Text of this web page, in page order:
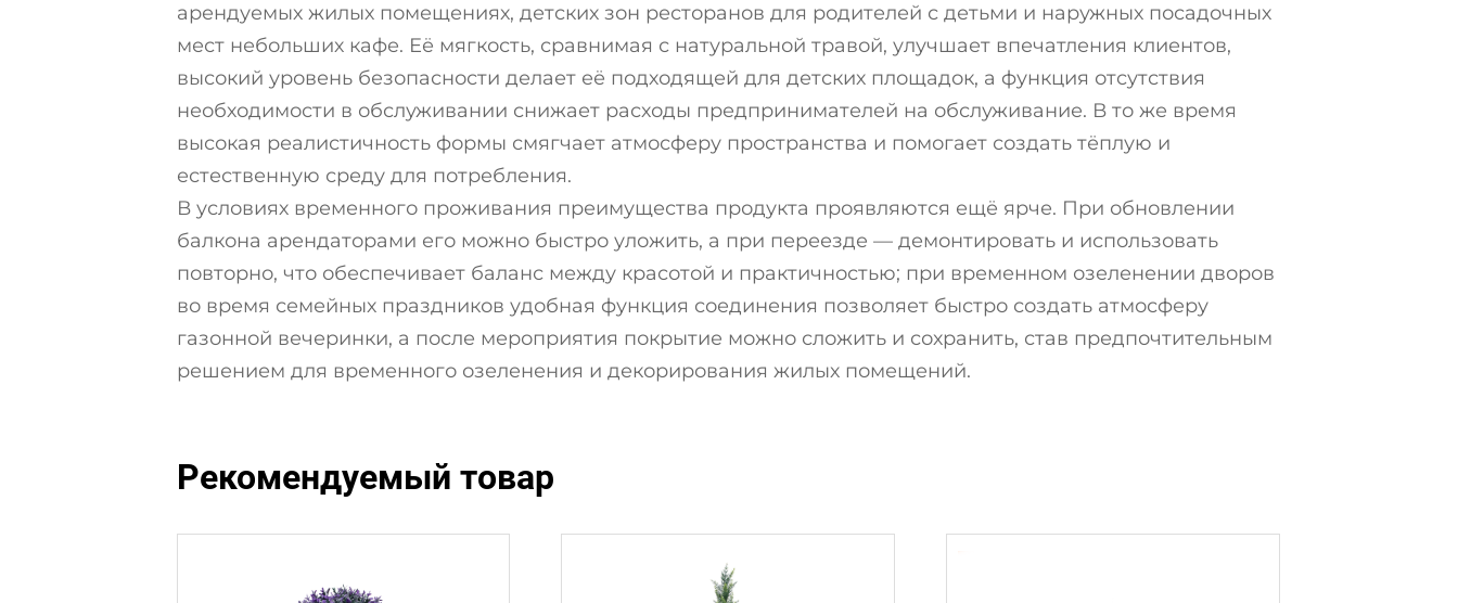
арендуемых жилых помещениях, детских зон ресторанов для родителей с детьми и наружных посадочных
мест небольших кафе. Её мягкость, сравнимая с натуральной травой, улучшает впечатления клиентов,
высокий уровень безопасности делает её подходящей для детских площадок, а функция отсутствия
необходимости в обслуживании снижает расходы предпринимателей на обслуживание. В то же время
высокая реалистичность формы смягчает атмосферу пространства и помогает создать тёплую и
естественную среду для потребления.
В условиях временного проживания преимущества продукта проявляются ещё ярче. При обновлении
балкона арендаторами его можно быстро уложить, а при переезде — демонтировать и использовать
повторно, что обеспечивает баланс между красотой и практичностью; при временном озеленении дворов
во время семейных праздников удобная функция соединения позволяет быстро создать атмосферу
газонной вечеринки, а после мероприятия покрытие можно сложить и сохранить, став предпочтительным
решением для временного озеленения и декорирования жилых помещений.
Рекомендуемый товар